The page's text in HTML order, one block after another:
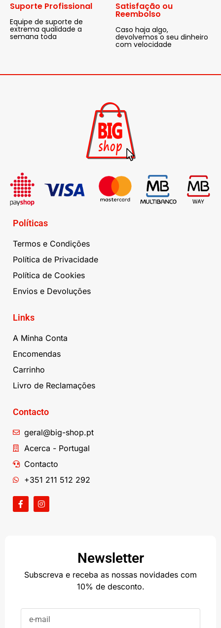
Suporte Profissional
Equipe de suporte de
extrema qualidade a
semana toda
Satisfação ou
Reembolso
Caso haja algo,
devolvemos o seu dinheiro
com velocidade
Políticas
Termos e Condições
Política de Privacidade
Política de Cookies
Envios e Devoluções
Links
A Minha Conta
Encomendas
Carrinho
Livro de Reclamações
Contacto
geral@big-shop.pt
Acerca - Portugal
Contacto
+351 211 512 292
Newsletter
Subscreva e receba as nossas novidades com
10% de desconto.